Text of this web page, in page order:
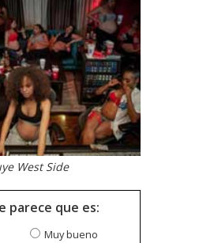
West Side
parece que es:
Muy bueno